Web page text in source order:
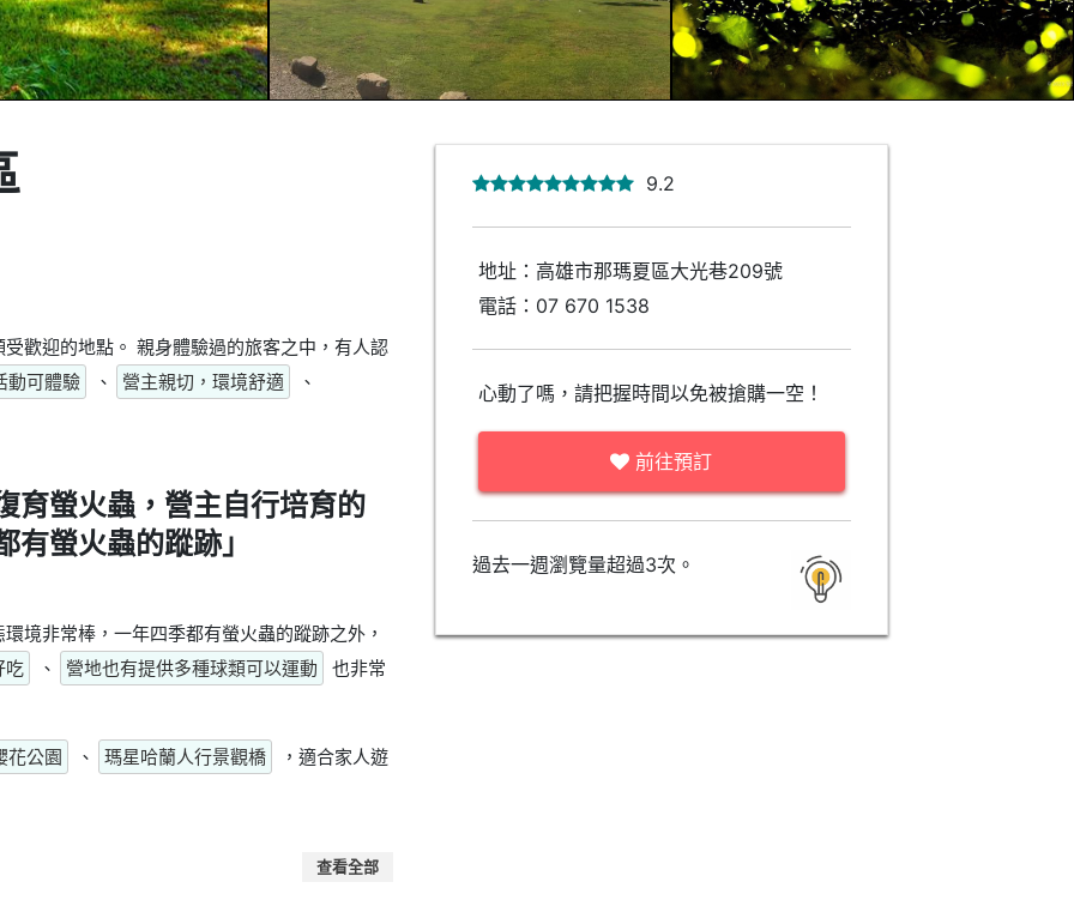
歡迎的地點。 親身體驗過的旅客之中，有人認
動可體驗
、 營主親切，環境舒適 、
育螢火蟲，營主自行培育的
螢火蟲的蹤跡」
境非常棒，一年四季都有螢火蟲的蹤跡之外，
吃
、 營地也有提供多種球類可以運動 也非常
花公園 、 瑪星哈蘭人行景觀橋 ，適合家人遊
查看全部
9.2
地址：高雄市那瑪夏區大光巷209號
電話： 07 670 1538
心動了嗎，請把握時間以免被搶購一空！
前往預訂
過去一週瀏覽量超過3次。